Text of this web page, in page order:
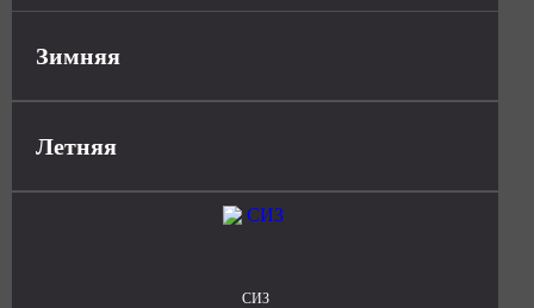
Зимняя
Летняя
СИЗ